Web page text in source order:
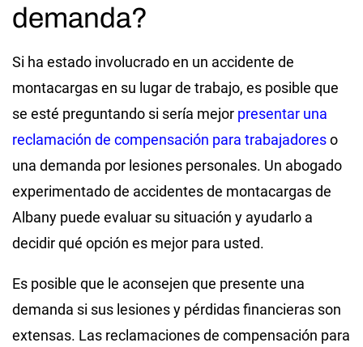
demanda?
Si ha estado involucrado en un accidente de
montacargas en su lugar de trabajo, es posible que
se esté preguntando si sería mejor presentar una
reclamación de compensación para trabajadoreso
una demanda por lesiones personales. Un abogado
experimentado de accidentes de montacargas de
Albany puede evaluar su situación y ayudarlo a
decidir qué opción es mejor para usted.
Es posible que le aconsejen que presente una
demanda si sus lesiones y pérdidas financieras son
extensas. Las reclamaciones de compensación para